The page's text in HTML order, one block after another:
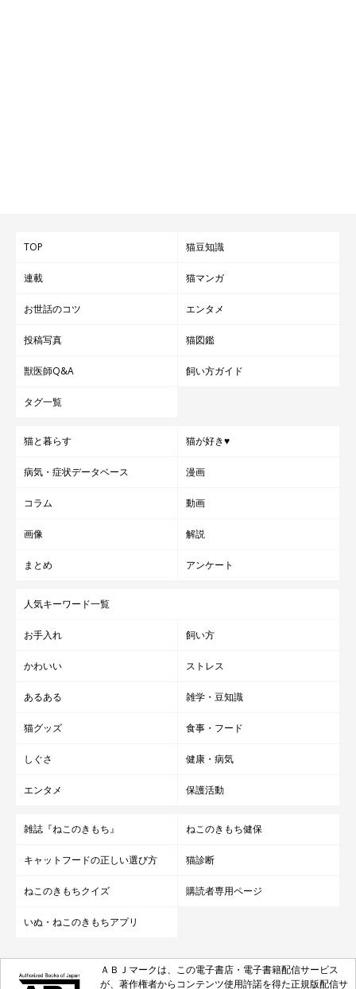
TOP 猫豆知識
連載 猫マンガ
お世話のコツ エンタメ
投稿写真 猫図鑑
獣医師Q&A 飼い方ガイド
タグ一覧
猫と暮らす 猫が好き♥
病気・症状データベース 漫画
コラム 動画
画像 解説
まとめ アンケート
人気キーワード一覧
お手入れ 飼い方
かわいい ストレス
あるある 雑学・豆知識
猫グッズ 食事・フード
しぐさ 健康・病気
エンタメ 保護活動
雑誌『ねこのきもち』 ねこのきもち健保
キャットフードの正しい選び方 猫診断
ねこのきもちクイズ 購読者専用ページ
いぬ・ねこのきもちアプリ
ＡＢＪマークは、この電子書店・電子書籍配信サービス
が、著作権者からコンテンツ使用許諾を得た正規版配信サ